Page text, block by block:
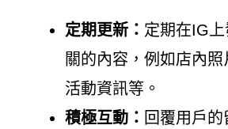
定期更新： 定期在IG
關的內容，例如店內照
活動資訊等。
積極互動： 回覆用戶